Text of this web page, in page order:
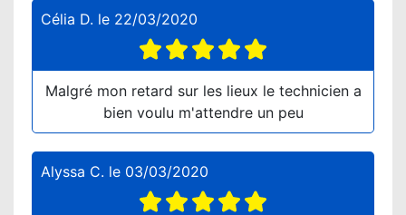
Célia D. le 22/03/2020
Malgré mon retard sur les lieux le technicien a
bien voulu m'attendre un peu
Alyssa C. le 03/03/2020